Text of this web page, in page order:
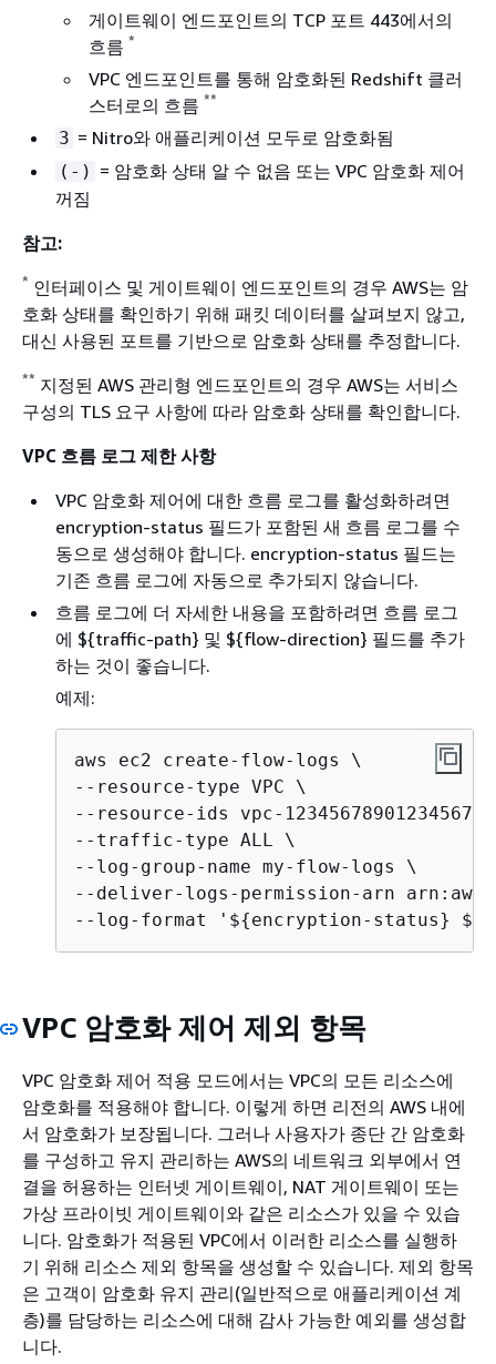
게이트웨이 엔드포인트의 TCP 포트 443에서의
흐름 *
VPC 엔드포인트를 통해 암호화된 Redshift 클러
스터로의 흐름 **
3 = Nitro와 애플리케이션 모두로 암호화됨
(-) = 암호화 상태 알 수 없음 또는 VPC 암호화 제어
꺼짐
참고:
* 인터페이스 및 게이트웨이 엔드포인트의 경우 AWS는 암
호화 상태를 확인하기 위해 패킷 데이터를 살펴보지 않고,
대신 사용된 포트를 기반으로 암호화 상태를 추정합니다.
** 지정된 AWS 관리형 엔드포인트의 경우 AWS는 서비스
구성의 TLS 요구 사항에 따라 암호화 상태를 확인합니다.
VPC 흐름 로그 제한 사항
VPC 암호화 제어에 대한 흐름 로그를 활성화하려면
encryption-status 필드가 포함된 새 흐름 로그를 수
동으로 생성해야 합니다. encryption-status 필드는
기존 흐름 로그에 자동으로 추가되지 않습니다.
흐름 로그에 더 자세한 내용을 포함하려면 흐름 로그
에 ${traffic-path} 및 ${flow-direction} 필드를 추가
하는 것이 좋습니다.
예제:
aws ec2 create-flow-logs \
--resource-type VPC \
--resource-ids vpc-12345678901234567 \
--traffic-type ALL \
--log-group-name my-flow-logs \
--deliver-logs-permission-arn
--log-format '${encryption-status} $
VPC 암호화 제어 제외 항목
VPC 암호화 제어 적용 모드에서는 VPC의 모든 리소스에
암호화를 적용해야 합니다. 이렇게 하면 리전의 AWS 내에
서 암호화가 보장됩니다. 그러나 사용자가 종단 간 암호화
를 구성하고 유지 관리하는 AWS의 네트워크 외부에서 연
결을 허용하는 인터넷 게이트웨이, NAT 게이트웨이 또는
가상 프라이빗 게이트웨이와 같은 리소스가 있을 수 있습
니다. 암호화가 적용된 VPC에서 이러한 리소스를 실행하
기 위해 리소스 제외 항목을 생성할 수 있습니다. 제외 항목
은 고객이 암호화 유지 관리(일반적으로 애플리케이션 계
층)를 담당하는 리소스에 대해 감사 가능한 예외를 생성합
니다.